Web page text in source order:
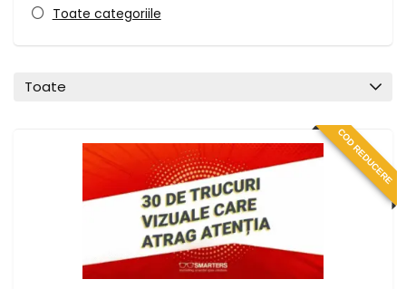
Toate categoriile
Toate
COD REDUCERE